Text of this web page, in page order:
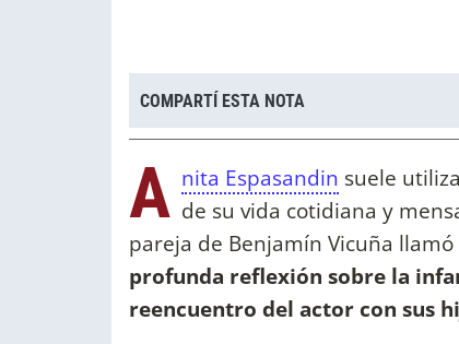
COMPARTÍ ESTA NOTA
A nita Espasandin suele
de su vida cotidiana y
pareja de Benjamín Vicuña
profunda reflexión sobre la
reencuentro del actor con sus